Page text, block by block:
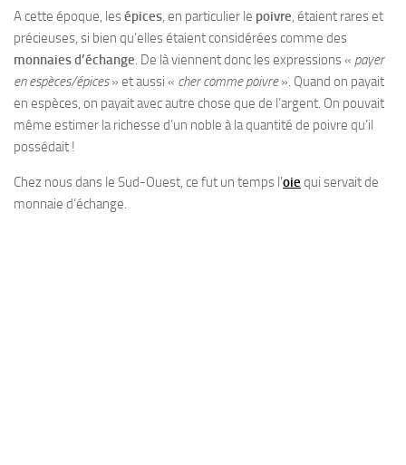
A cette époque, lesépices, en particulier le poivre, étaient rares et
précieuses, si bien qu’elles étaient considérées comme des
monnaies d’échange. De là viennent donc les expressions « payer
en espèces/épices» et aussi « cher comme poivre». Quand on payait
en espèces, on payait avec autre chose que de l’argent. On pouvait
même estimer la richesse d’un noble à la quantité de poivre qu’il
possédait !
Chez nous dans le Sud-Ouest, ce fut un temps l’oie qui servait de
monnaie d’échange.